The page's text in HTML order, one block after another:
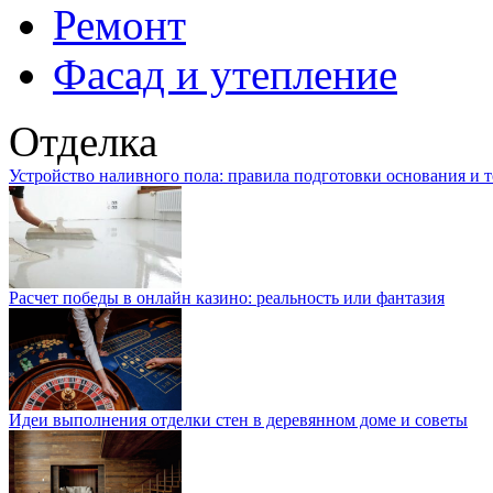
Ремонт
Фасад и утепление
Отделка
Устройство наливного пола: правила подготовки основания и
Расчет победы в онлайн казино: реальность или фантазия
Идеи выполнения отделки стен в деревянном доме и советы